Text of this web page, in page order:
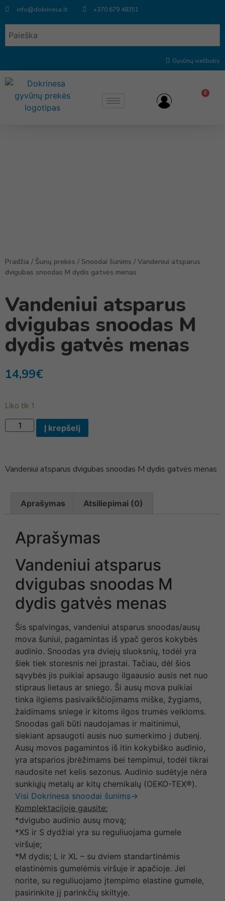
info@dokrinesa.lt +370 679 48351
Gyvūnų viešbutis
0
Pradžia / Šunų prekės / Snoodai šunims / Vandeniui atsparus
dvigubas snoodas M dydis gatvės menas
Vandeniui atsparus
dvigubas snoodas M
dydis gatvės menas
14,99€
Liko tik 1
Į krepšelį
Vandeniui atsparus dvigubas snoodas M dydis gatvės menas
Aprašymas Atsiliepimai (0)
Aprašymas
Vandeniui atsparus
dvigubas snoodas M
dydis gatvės menas
Šis spalvingas, vandeniui atsparus snoodas/ausų
mova šuniui, pagamintas iš ypač geros kokybės
audinio. Snoodas yra dviejų sluoksnių, todėl yra
šiek tiek storesnis nei įprastai. Tačiau, dėl šios
sąvybės jis puikiai apsaugo ilgaausio ausis net nuo
stipraus lietaus ar sniego. Ši ausų mova puikiai
tinka ilgiems pasivaikščiojimams miške, žygiams,
žaidimams sniege ir kitoms ilgos trumės veikloms.
Snoodas gali būti naudojamas ir maitinimui,
siekiant apsaugoti ausis nuo sumerkimo į dubenį.
Ausų movos pagamintos iš itin kokybiško audinio,
yra atsparios įbrėžimams bei tempimui, todėl tikrai
naudosite net kelis sezonus. Audinio sudėtyje nėra
sunkiųjų metalų ar kitų chemikalų (OEKO-TEX®).
Visi Dokrinesa snoodai šunims→
Komplektacijoje gausite:
*dvigubo audinio ausų movą;
*XS ir S dydžiai yra su reguliuojama gumele
viršuje;
*M dydis; L ir XL – su dviem standartinėmis
elastinėmis gumelėmis viršuje ir apačioje. Jei
norite, su reguliuojamo įtempimo elastine gumele,
pasirinkite jį parinkčių skiltyje.